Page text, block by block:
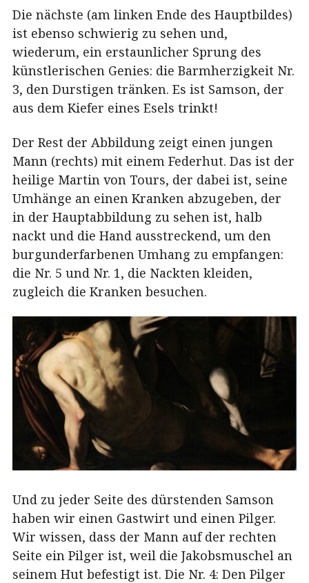
Die nächste (am linken Ende des Hauptbildes)
ist ebenso schwierig zu sehen und,
wiederum, ein erstaunlicher Sprung des
künstlerischen Genies: die Barmherzigkeit Nr.
3, den Durstigen tränken. Es ist Samson, der
aus dem Kiefer eines Esels trinkt!
Der Rest der Abbildung zeigt einen jungen
Mann (rechts) mit einem Federhut. Das ist der
heilige Martin von Tours, der dabei ist, seine
Umhänge an einen Kranken abzugeben, der
in der Hauptabbildung zu sehen ist, halb
nackt und die Hand ausstreckend, um den
burgunderfarbenen Umhang zu empfangen:
die Nr. 5 und Nr. 1, die Nackten kleiden,
zugleich die Kranken besuchen.
Und zu jeder Seite des dürstenden Samson
haben wir einen Gastwirt und einen Pilger.
Wir wissen, dass der Mann auf der rechten
Seite ein Pilger ist, weil die Jakobsmuschel an
seinem Hut befestigt ist. Die Nr. 4: Den Pilger